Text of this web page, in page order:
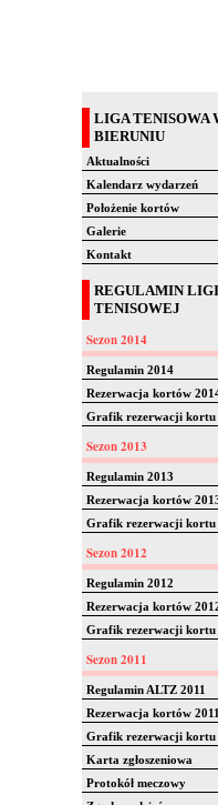
LIGA TENISOWA
BIERUNIU
Aktualności
Kalendarz wydarzeń
Położenie kortów
Galerie
Kontakt
REGULAMIN LIGI
TENISOWEJ
Sezon 2014
Regulamin 2014
Rezerwacja kortów
Grafik rezerwacji kortu
Sezon 2013
Regulamin 2013
Rezerwacja kortów
Grafik rezerwacji kortu
Sezon 2012
Regulamin 2012
Rezerwacja kortów
Grafik rezerwacji kortu
Sezon 2011
Regulamin ALTZ 2011
Rezerwacja kortów 2011
Grafik rezerwacji kortu
Karta zgłoszeniowa
Protokół meczowy